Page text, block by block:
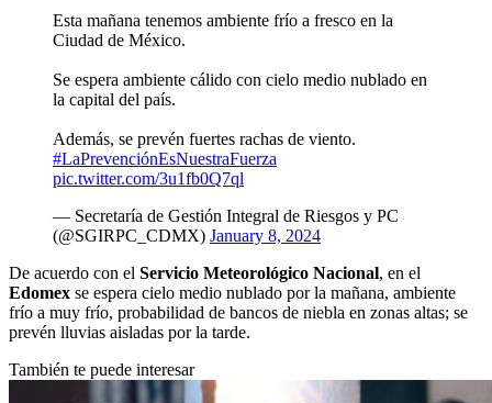
Esta mañana tenemos ambiente frío a fresco en la
Ciudad de México.
Se espera ambiente cálido con cielo medio nublado en
la capital del país.
Además, se prevén fuertes rachas de viento.
#LaPrevenciónEsNuestraFuerza
pic.twitter.com/3u1fb0Q7ql
— Secretaría de Gestión Integral de Riesgos y PC
(@SGIRPC_CDMX) January 8, 2024
De acuerdo con el Servicio Meteorológico Nacional, en el
Edomex se espera cielo medio nublado por la mañana, ambiente
frío a muy frío, probabilidad de bancos de niebla en zonas altas; se
prevén lluvias aisladas por la tarde.
También te puede interesar